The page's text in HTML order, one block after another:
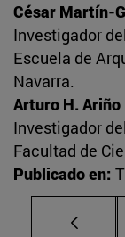
César Martín-
Investigador
Escuela de
Navarra.
Arturo H. Ariño
Investigador
Facultad de
Publicado en: